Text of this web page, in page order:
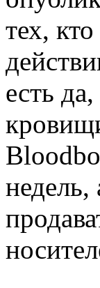
тех,
есть